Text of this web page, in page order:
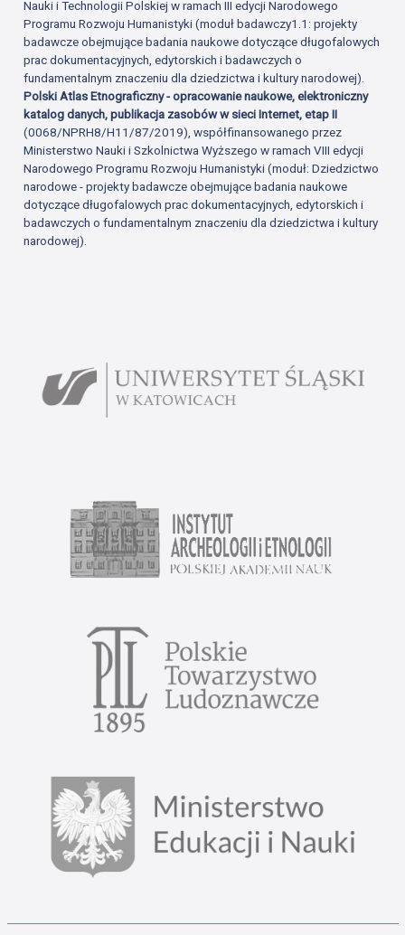
Nauki i Technologii Polskiej w ramach III edycji Narodowego
Programu Rozwoju Humanistyki (moduł badawczy1.1: projekty
badawcze obejmujące badania naukowe dotyczące długofalowych
prac dokumentacyjnych, edytorskich i badawczych o
fundamentalnym znaczeniu dla dziedzictwa i kultury narodowej).
Polski Atlas Etnograficzny - opracowanie naukowe, elektroniczny
katalog danych, publikacja zasobów w sieci Internet, etap II
(0068/NPRH8/H11/87/2019), współfinansowanego przez
Ministerstwo Nauki i Szkolnictwa Wyższego w ramach VIII edycji
Narodowego Programu Rozwoju Humanistyki (moduł: Dziedzictwo
narodowe - projekty badawcze obejmujące badania naukowe
dotyczące długofalowych prac dokumentacyjnych, edytorskich i
badawczych o fundamentalnym znaczeniu dla dziedzictwa i kultury
narodowej).